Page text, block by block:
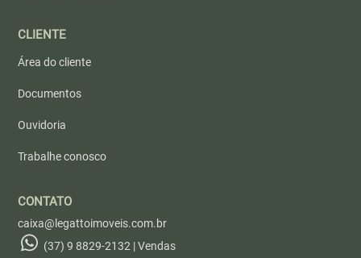
CLIENTE
Área do cliente
Documentos
Ouvidoria
Trabalhe conosco
CONTATO
caixa@legattoimoveis.com.br
(37) 9 8829-2132 | Vendas